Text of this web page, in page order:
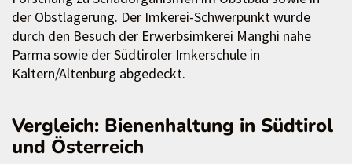
der Obstlagerung. Der Imkerei-Schwerpunkt wurde
durch den Besuch der Erwerbsimkerei Manghi nähe
Parma sowie der Südtiroler Imkerschule in
Kaltern/Altenburg abgedeckt.
Vergleich: Bienenhaltung in Südtirol
und Österreich